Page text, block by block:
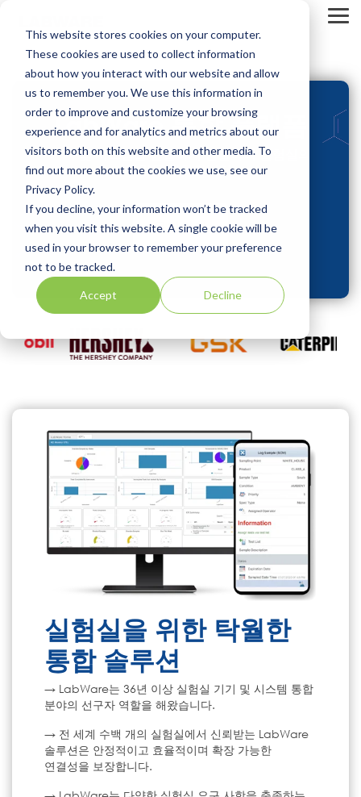
This website stores cookies on your computer.
These cookies are used to collect information
about how you interact with our website and allow
us to remember you. We use this information in
order to improve and customize your browsing
experience and for analytics and metrics about our
visitors both on this website and other media. To
find out more about the cookies we use, see our
Privacy Policy.
If you decline, your information won’t be tracked
when you visit this website. A single cookie will be
used in your browser to remember your preference
not to be tracked.
Accept Decline
T
l
M
n
LabWare 통합 플랫폼
기기 및 시스템을 원활하게 연결하여 실험실의
역량을 강화합니다.
문의하기
실험실을 위한 탁월한
통합 솔루션
→ LabWare는 36년 이상 실험실 기기 및 시스템 통합
분야의 선구자 역할을 해왔습니다.
→ 전 세계 수백 개의 실험실에서 신뢰받는 LabWare
솔루션은 안정적이고 효율적이며 확장 가능한
연결성을 보장합니다.